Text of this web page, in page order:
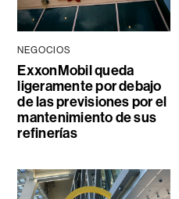
NEGOCIOS
ExxonMobil queda
ligeramente por debajo
de las previsiones por el
mantenimiento de sus
refinerías